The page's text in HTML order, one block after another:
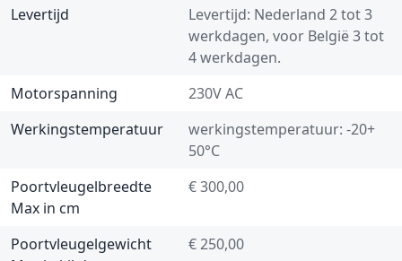
Levertijd
Levertijd: Nederland 2 tot 3
werkdagen, voor België 3 tot
4 werkdagen.
Motorspanning
230V AC
Werkingstemperatuur
werkingstemperatuur: -20+
50°C
Poortvleugelbreedte
Max in cm
€ 300,00
Poortvleugelgewicht
€ 250,00